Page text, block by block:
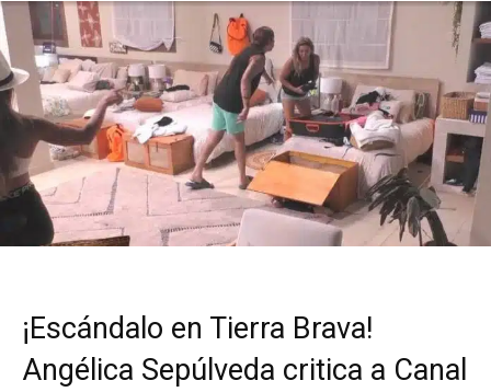
¡Escándalo en Tierra Brava!
Angélica Sepúlveda critica a Canal